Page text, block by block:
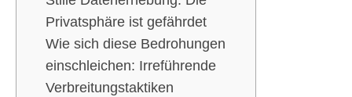
Privatsphäre ist gefährdet
Wie sich diese Bedrohungen
einschleichen: Irreführende
Verbreitungstaktiken